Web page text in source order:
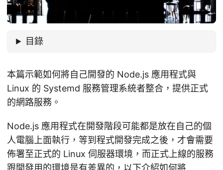
目錄
本篇示範如何將自己開發的 Node.js 應用程式與
Linux 的 Systemd 服務管理系統者整合，提供正式
的網路服務。
Node.js 應用程式在開發階段可能都是放在自己的個
人電腦上面執行，等到程式開發完成之後，才會需要
佈署至正式的 Linux 伺服器環境，而正式上線的服務
跟開發用的環境是有差異的，以下介紹如何將